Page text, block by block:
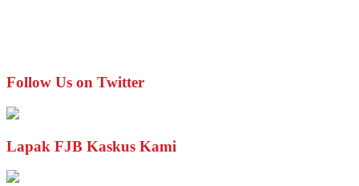
Follow Us on Twitter
Lapak FJB Kaskus Kami